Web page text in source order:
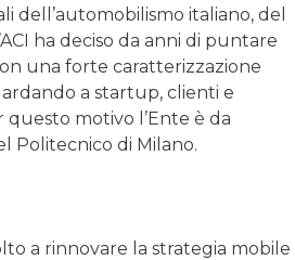
italiano, del
ha deciso da anni di puntare
una forte caratterizzazione
a startup, clienti e
motivo l’Ente è da
Politecnico di Milano.
a rinnovare la strategia mobile